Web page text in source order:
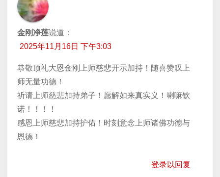
金刚净莲说道：
2025年11月16日 下午3:03
恭敬顶礼大恩金刚上师慈悲开示加持！随喜赞叹上
师无量功德！
祈请上师慈悲加持弟子！愿解如来真实义！喇嘛钦
诺！！！！
感恩上师慈悲加持护佑！时刻意念上师诸佛功德与
恩德！
登录以回复